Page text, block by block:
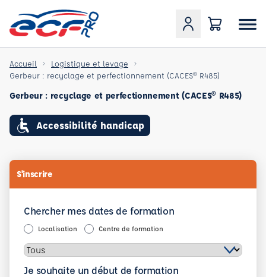
Accueil
Logistique et levage
Gerbeur : recyclage et perfectionnement (CACES® R485)
Gerbeur : recyclage et perfectionnement (CACES® R485)
Accessibilité handicap
S'inscrire
Chercher mes dates de formation
Localisation Centre de formation
Je souhaite un début de formation